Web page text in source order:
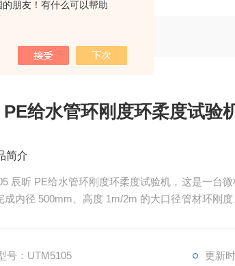
的朋友！有什么可以帮助
PE给水管环刚度环柔度试验
简介
辰昕 PE给水管环刚度环柔度试验机，这是一台
成内径 500mm、高度 1m/2m 的大口径管材环刚
号：UTM5105
更新